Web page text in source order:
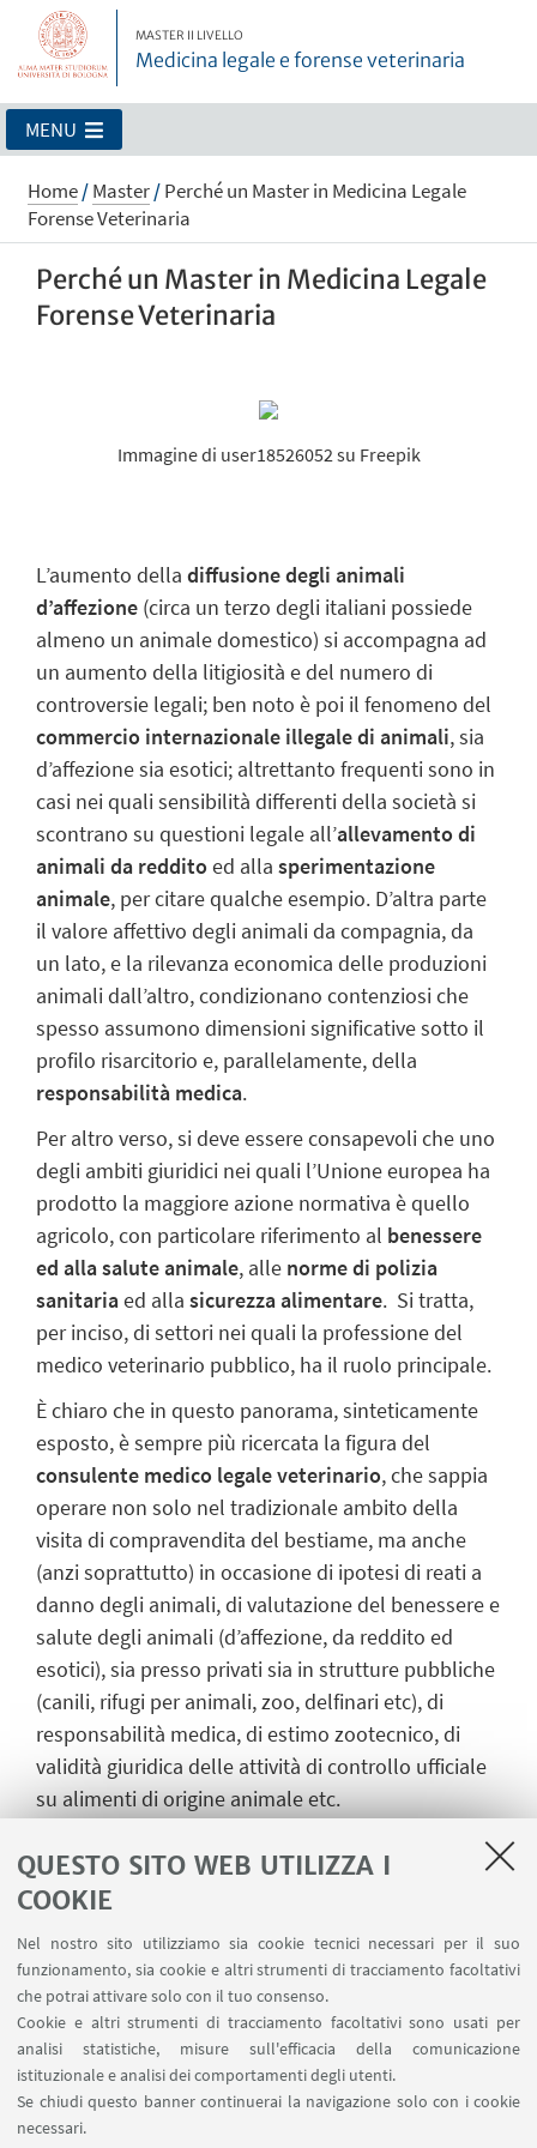
QUESTO SITO WEB UTILIZZA I
COOKIE
Nel nostro sito utilizziamo sia cookie tecnici necessari per il suo
funzionamento, sia cookie e altri strumenti di tracciamento facoltativi
che potrai attivare solo con il tuo consenso.
Cookie e altri strumenti di tracciamento facoltativi sono usati per
analisi statistiche, misure sull'efficacia della comunicazione
istituzionale e analisi dei comportamenti degli utenti.
Se chiudi questo banner continuerai la navigazione solo con i cookie
necessari.
MASTER II LIVELLO
Medicina legale e forense veterinaria
MENU
Home/Master/Perché un Master in Medicina Legale
Forense Veterinaria
Perché un Master in Medicina Legale
Forense Veterinaria
Immagine di user18526052 su Freepik
L’aumento della diffusione degli animali
d’affezione (circa un terzo degli italiani possiede
almeno un animale domestico) si accompagna ad
un aumento della litigiosità e del numero di
controversie legali; ben noto è poi il fenomeno del
commercio internazionale illegale di animali, sia
d’affezione sia esotici; altrettanto frequenti sono in
casi nei quali sensibilità differenti della società si
scontrano su questioni legale all’allevamento di
animali da redditoed alla sperimentazione
animale, per citare qualche esempio. D’altra parte
il valore affettivo degli animali da compagnia, da
un lato, e la rilevanza economica delle produzioni
animali dall’altro, condizionano contenziosi che
spesso assumono dimensioni significative sotto il
profilo risarcitorio e, parallelamente, della
responsabilità medica.
Per altro verso, si deve essere consapevoli che uno
degli ambiti giuridici nei quali l’Unione europea ha
prodotto la maggiore azione normativa è quello
agricolo, con particolare riferimento al benessere
ed alla salute animale, alle norme di polizia
sanitariaed alla sicurezza alimentare. Si tratta,
per inciso, di settori nei quali la professione del
medico veterinario pubblico, ha il ruolo principale.
È chiaro che in questo panorama, sinteticamente
esposto, è sempre più ricercata la figura del
consulente medico legale veterinario, che sappia
operare non solo nel tradizionale ambito della
visita di compravendita del bestiame, ma anche
(anzi soprattutto) in occasione di ipotesi di reati a
danno degli animali, di valutazione del benessere e
salute degli animali (d’affezione, da reddito ed
esotici), sia presso privati sia in strutture pubbliche
(canili, rifugi per animali, zoo, delfinarietc), di
responsabilità medica, di estimo zootecnico, di
validità giuridica delle attività di controllo ufficiale
su alimenti di origine animale etc.
unaformazione specialistica di III ciclo in campo
medico legale ai laureati in medicina veterinaria
A differenza che in ambito umano, per la medicina
veterinaria non è prevista la possibilità di attivare
una Scuola di specializzazione in Medicina Legale e
questo costituisce sia un limite alle possibilità
lavorative sia un punto di debolezza della
professione, che non è in grado di soddisfare le
crescenti richieste provenienti dalla società civile in